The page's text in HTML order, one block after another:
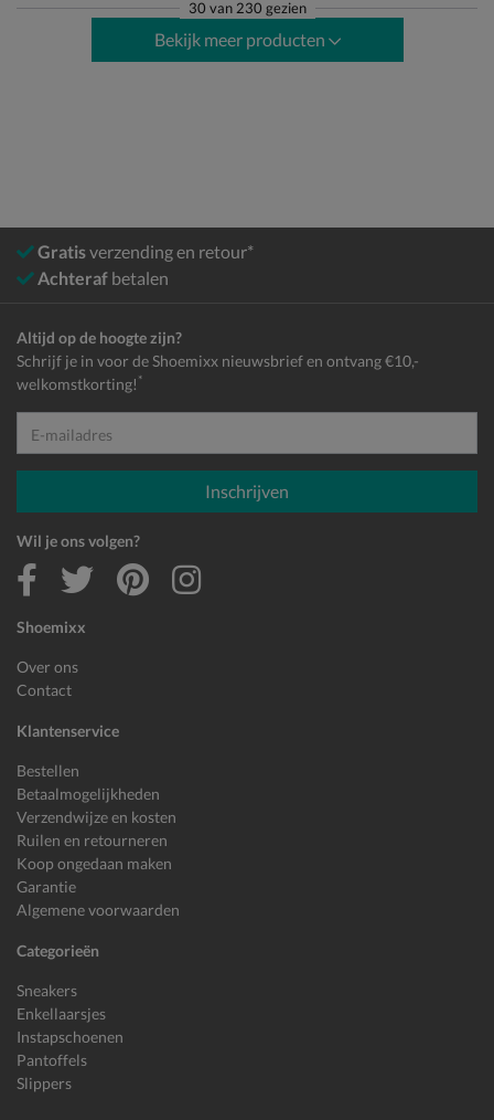
30 van 230 gezien
Bekijk meer producten
Gratisverzending en retour*
Achteraf betalen
Shoemixx
Over ons
Contact
Klantenservice
Bestellen
Betaalmogelijkheden
Verzendwijze en kosten
Ruilen en retourneren
Koop ongedaan maken
Garantie
Algemene voorwaarden
Categorieën
Sneakers
Enkellaarsjes
Instapschoenen
Pantoffels
Slippers
Altijd op de hoogte zijn?
Schrijf je in voor de Shoemixx nieuwsbrief en ontvang €10,-
welkomstkorting! *
E-mailadres
Inschrijven
Wil je ons volgen?